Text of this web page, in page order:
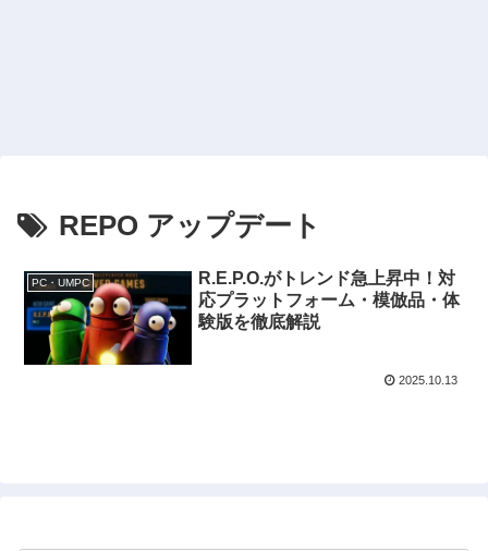
REPO アップデート
PC・UMPC
R.E.P.O.がトレンド急上昇中！対
応プラットフォーム・模倣品・体
験版を徹底解説
2025.10.13